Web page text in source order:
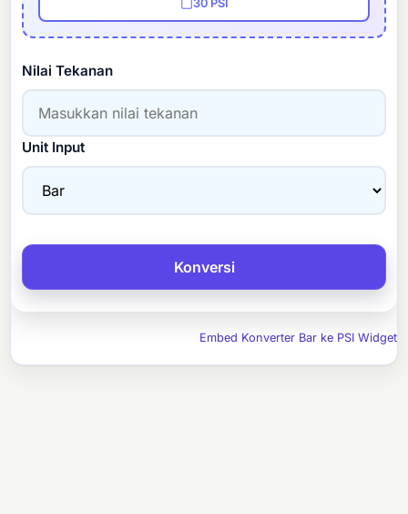
30 PSI
Nilai Tekanan
Unit Input
Embed Konverter Bar ke PSI Widget